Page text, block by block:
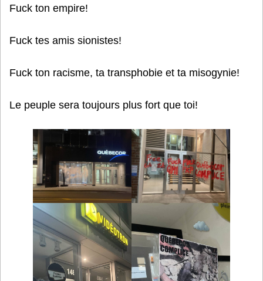
Fuck ton empire!
Fuck tes amis sionistes!
Fuck ton racisme, ta transphobie et ta misogynie!
Le peuple sera toujours plus fort que toi!